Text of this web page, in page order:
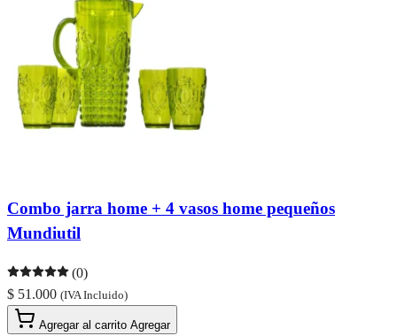
Combo jarra home + 4 vasos home pequeños
Mundiutil
(0)
$ 51.000 (IVA Incluido)
Agregar al carrito Agregar